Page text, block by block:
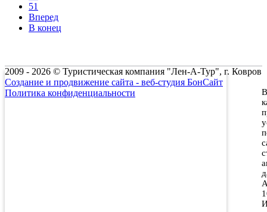
51
Вперед
В конец
2009 - 2026 © Туристическая компания "Лен-А-Тур", г. Ковров
Создание и продвижение сайта - веб-студия БонСайт
Политика конфиденциальности